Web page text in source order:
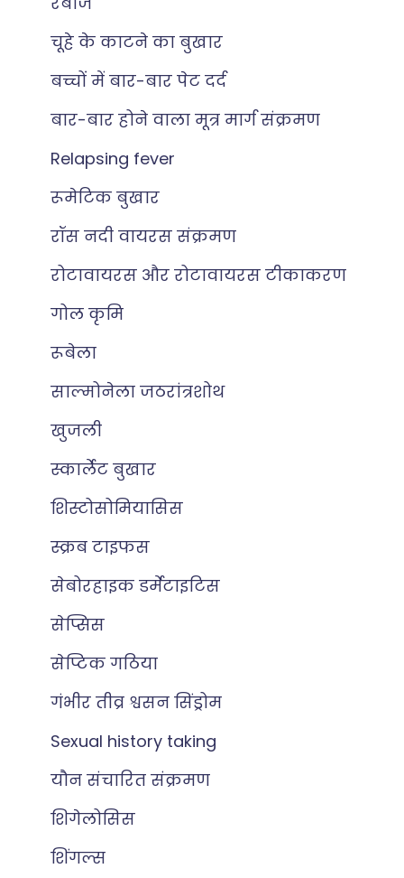
चूहे के काटने का बुखार
बच्चों में बार-बार पेट दर्द
बार-बार होने वाला मूत्र मार्ग संक्रमण
Relapsing fever
रूमेटिक बुखार
रॉस नदी वायरस संक्रमण
रोटावायरस और रोटावायरस टीकाकरण
गोल कृमि
रूबेला
साल्मोनेला जठरांत्रशोथ
खुजली
स्कार्लेट बुखार
शिस्टोसोमियासिस
स्क्रब टाइफस
सेबोरहाइक डर्मेटाइटिस
सेप्सिस
सेप्टिक गठिया
गंभीर तीव्र श्वसन सिंड्रोम
Sexual history taking
यौन संचारित संक्रमण
शिगेलोसिस
शिंगल्स